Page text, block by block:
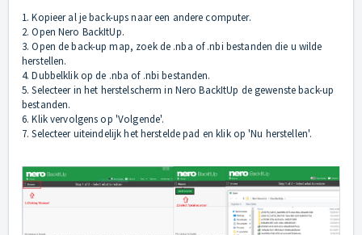
1. Kopieer al je back-ups naar een andere computer.
2. Open Nero BackItUp.
3. Open de back-up map, zoek de .nba of .nbi bestanden die u wilde
herstellen.
4. Dubbelklik op de .nba of .nbi bestanden.
5. Selecteer in het herstelscherm in Nero BackItUp de gewenste back-up
bestanden.
6. Klik vervolgens op 'Volgende'.
7. Selecteer uiteindelijk het herstelde pad en klik op 'Nu herstellen'.